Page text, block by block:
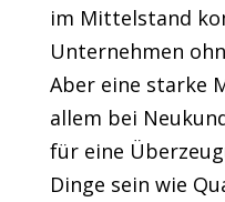
im Mittelstand
Unternehmen
Aber eine starke
allem bei
für eine
Dinge sein wie